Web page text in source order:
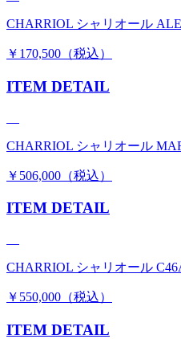
CHARRIOL シャリオール
￥170,500（税込）
ITEM DETAIL
CHARRIOL シャリオール
￥506,000（税込）
ITEM DETAIL
CHARRIOL シャリオール
￥550,000（税込）
ITEM DETAIL